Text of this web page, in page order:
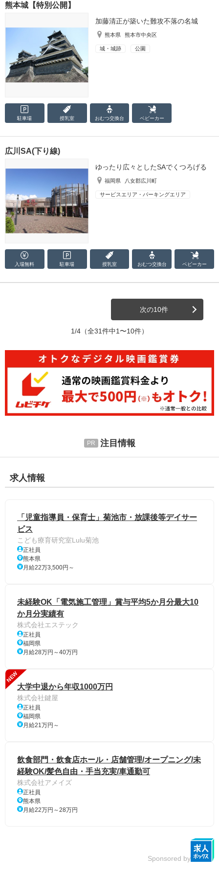
熊本城【特別公開】
加藤清正が築いた難攻不落の名城
熊本県 熊本市中央区
城・城跡 公園
駐車場 授乳室 おむつ交換台 ベビーカー
広川SA(下り線)
ゆったり広々としたSAでくつろげる
福岡県 八女郡広川町
サービスエリア・パーキングエリア
入場無料 駐車場 授乳室 おむつ交換台 ベビーカー
次の10件
1/4 （全31件中1〜10件）
注目情報
求人情報
「児童指導員・保育士」菊池市・放課後等デイサー
ビス
こども療育研究室Lulu菊池
正社員
熊本県
月給22万3,500円～
未経験OK「電気施工管理」賞与平均5か月分最大10
か月分実績有
株式会社エステック
正社員
福岡県
月給28万円～40万円
NEW
大学中退から年収1000万円
株式会社鍵屋
正社員
福岡県
月給21万円～
飲食部門・飲食店ホール・店舗管理/オープニング/未
経験OK/髪色自由・手当充実/車通勤可
株式会社アメイズ
正社員
熊本県
月給22万円～28万円
Sponsored by